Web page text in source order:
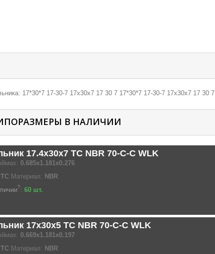
17*30*7 17-30-7 17х30х7 17 30 7 17*30*7 17-30-7 17х30х7 17 30 7
В НАЛИЧИИ
17.4x30x7 TC NBR 70-C-C WLK
0.685x1.181x0.276
TC Материал: NBR
?: 60 шт.
17x30x5 TC NBR 70-C-C WLK
0.669x1.181x0.197
TC Материал: NBR